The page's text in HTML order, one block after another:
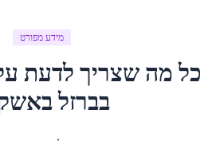
מידע מפורט
כל מה שצריך לדעת
בברזלב